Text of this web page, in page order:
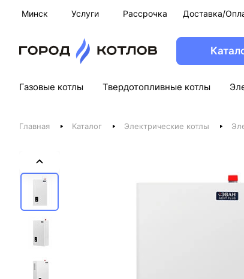
Минск Услуги Рассрочка Доставка/
Газовые котлы Твердотопливные котлы
Главная Каталог Электрические котлы